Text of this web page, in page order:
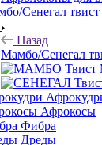
Назад
Мамбо/Сенегал
Афрокосы
Фибра
Дреды